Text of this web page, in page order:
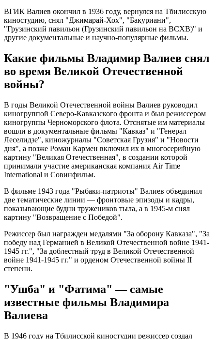
ВГИК Валиев окончил в 1936 году, вернулся на Тбилисскую
киностудию, снял "Джимарай-Хох", "Бакуриани",
"Грузинский павильон (Грузинский павильон на ВСХВ)" и
другие документальные и научно-популярные фильмы.
Какие фильмы Владимир Валиев снял
во время Великой Отечественной
войны?
В годы Великой Отечественной войны Валиев руководил
киногруппой Северо-Кавказского фронта и был режиссером
киногруппы Черноморского флота. Отснятые им материалы
вошли в документальные фильмы "Кавказ" и "Генерал
Леселидзе", киножурналы "Советская Грузия" и "Новости
дня", а позже Роман Кармен включил их в многосерийную
картину "Великая Отечественная", в создании которой
принимали участие американская компания Air Time
International и Совинфильм.
В фильме 1943 года "Рыбаки-патриоты" Валиев объединил
две тематические линии — фронтовые эпизоды и кадры,
показывающие будни тружеников тыла, а в 1945-м снял
картину "Возвращение с Победой".
Режиссер был награжден медалями "За оборону Кавказа", "За
победу над Германией в Великой Отечественной войне 1941-
1945 гг.", "За доблестный труд в Великой Отечественной
войне 1941-1945 гг." и орденом Отечественной войны II
степени.
"Ушба" и "Фатима" — самые
известные фильмы Владимира
Валиева
В 1946 году на Тбилисской киностудии режиссер создал